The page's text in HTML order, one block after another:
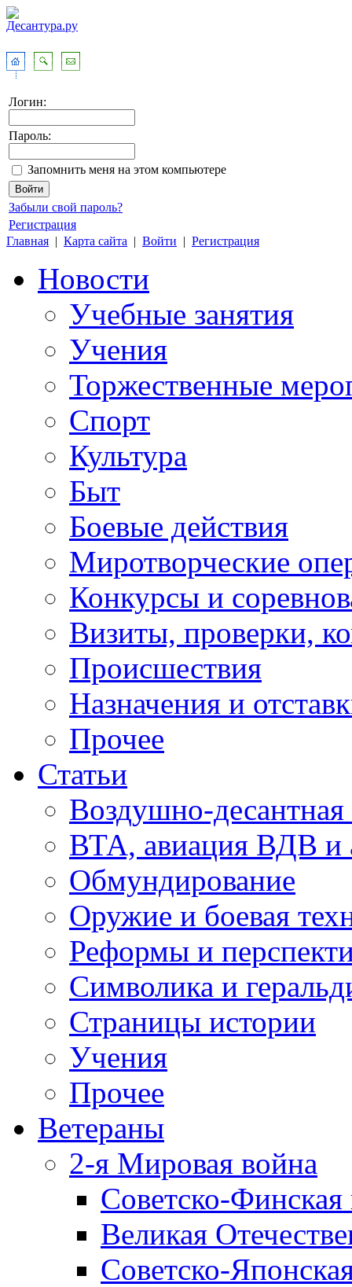
Логин:
Пароль:
Запомнить меня на этом компьютере
Забыли свой пароль?
Регистрация
Главная | Карта сайта | Войти | Регистрация
Новости
Учебные занятия
Учения
Торжественные
Спорт
Культура
Быт
Боевые действия
Миротворческие
Конкурсы и
Визиты, проверки,
Происшествия
Назначения и
Прочее
Статьи
Воздушно-десантная
ВТА, авиация ВДВ и
Обмундирование
Оружие и боевая
Реформы и
Символика и
Страницы истории
Учения
Прочее
Ветераны
2-я Мировая война
Советско-
Великая
Советско-